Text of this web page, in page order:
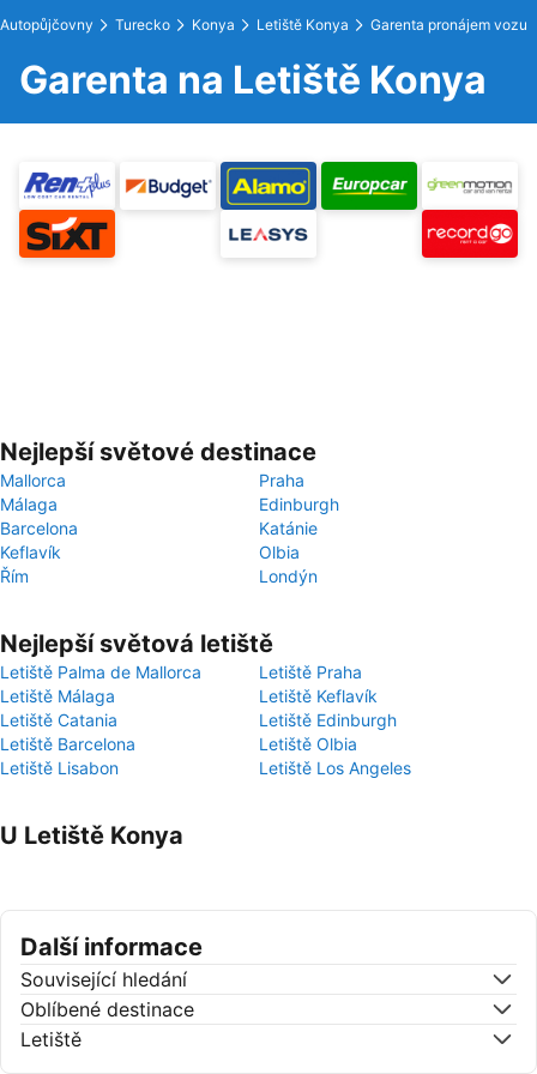
Autopůjčovny Turecko Konya Letiště Konya Garenta pronájem vozu
Garenta na Letiště Konya
Nejlepší světové destinace
Mallorca
Praha
Málaga
Edinburgh
Barcelona
Katánie
Keflavík
Olbia
Řím
Londýn
Nejlepší světová letiště
Letiště Palma de Mallorca
Letiště Praha
Letiště Málaga
Letiště Keflavík
Letiště Catania
Letiště Edinburgh
Letiště Barcelona
Letiště Olbia
Letiště Lisabon
Letiště Los Angeles
U Letiště Konya
Další informace
Související hledání
Oblíbené destinace
Letiště